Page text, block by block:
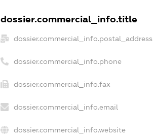
dossier.commercial_info.title
dossier.commercial_info.postal_address
dossier.commercial_info.phone
dossier.commercial_info.fax
dossier.commercial_info.email
dossier.commercial_info.website